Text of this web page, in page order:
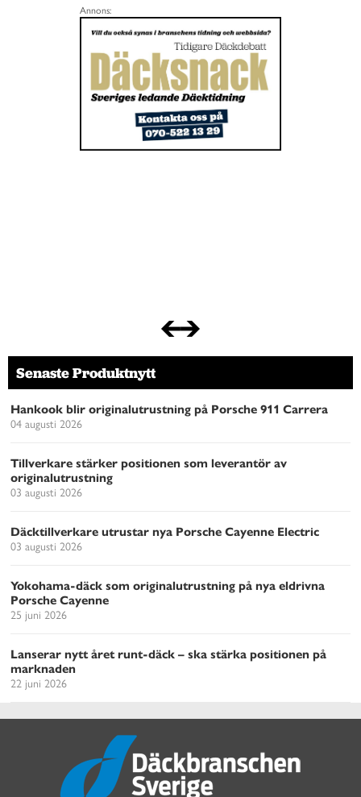
Annons:
Senaste Produktnytt
Hankook blir originalutrustning på Porsche 911 Carrera
04 augusti 2026
Tillverkare stärker positionen som leverantör av
originalutrustning
03 augusti 2026
Däcktillverkare utrustar nya Porsche Cayenne Electric
03 augusti 2026
Yokohama-däck som originalutrustning på nya eldrivna
Porsche Cayenne
25 juni 2026
Lanserar nytt året runt-däck – ska stärka positionen på
marknaden
22 juni 2026